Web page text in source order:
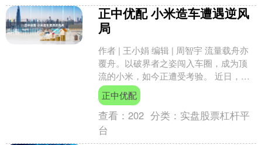
正中优配 小米造车遭遇逆风
局
作者 | 王小娟 编辑 | 周智宇 流量载舟亦
覆舟。以破界者之姿闯入车圈，成为顶
流的小米，如今正遭受考验。 近日，不
少小米SU7 Ultra的车主因为选装的“碳....
正中优配
查看：202 分类： 实盘股票杠杆平
台